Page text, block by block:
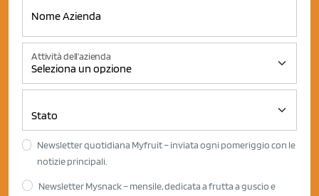
Attività dell'azienda
Newsletter quotidiana Myfruit – inviata ogni pomeriggio con le
notizie principali.
Newsletter Mysnack – mensile, dedicata a frutta a guscio e